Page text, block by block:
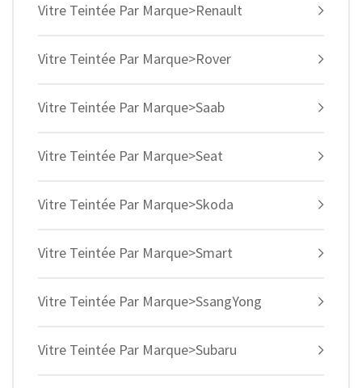
Vitre Teintée Par Marque>Renault
Vitre Teintée Par Marque>Rover
Vitre Teintée Par Marque>Saab
Vitre Teintée Par Marque>Seat
Vitre Teintée Par Marque>Skoda
Vitre Teintée Par Marque>Smart
Vitre Teintée Par Marque>SsangYong
Vitre Teintée Par Marque>Subaru